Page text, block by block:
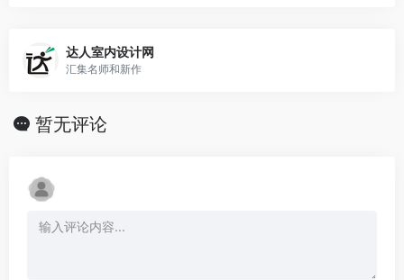
达人室内设计网
汇集名师和新作
暂无评论